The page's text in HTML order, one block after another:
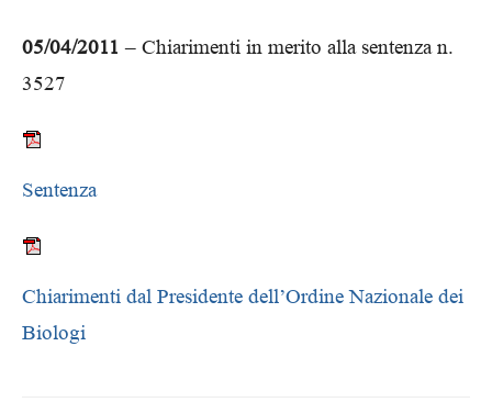
05/04/2011 – Chiarimenti in merito alla sentenza n.
3527
Sentenza
Chiarimenti dal Presidente dell’Ordine Nazionale dei
Biologi